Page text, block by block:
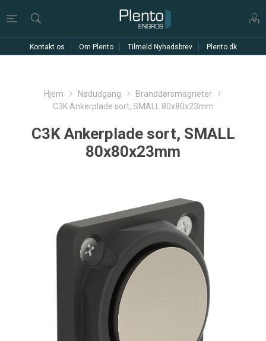
Kontakt os Om Plento Tilmeld Nyhedsbrev Plento.dk
Hjem Nødudgang
Branddørsmagneter
C3K Ankerplade sort, SMALL 80x80x23mm
C3K Ankerplade sort, SMALL
80x80x23mm